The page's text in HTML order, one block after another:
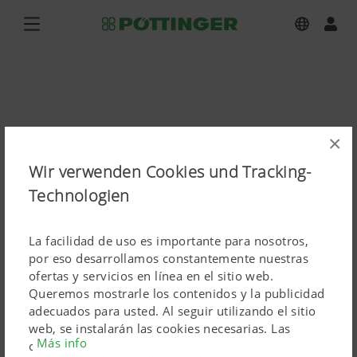
×
Wir verwenden Cookies und Tracking-
Technologien
La facilidad de uso es importante para nosotros,
por eso desarrollamos constantemente nuestras
ofertas y servicios en línea en el sitio web.
Queremos mostrarle los contenidos y la publicidad
adecuados para usted. Al seguir utilizando el sitio
web, se instalarán las cookies necesarias. Las
cookies personales de los productos de marketing
Más info